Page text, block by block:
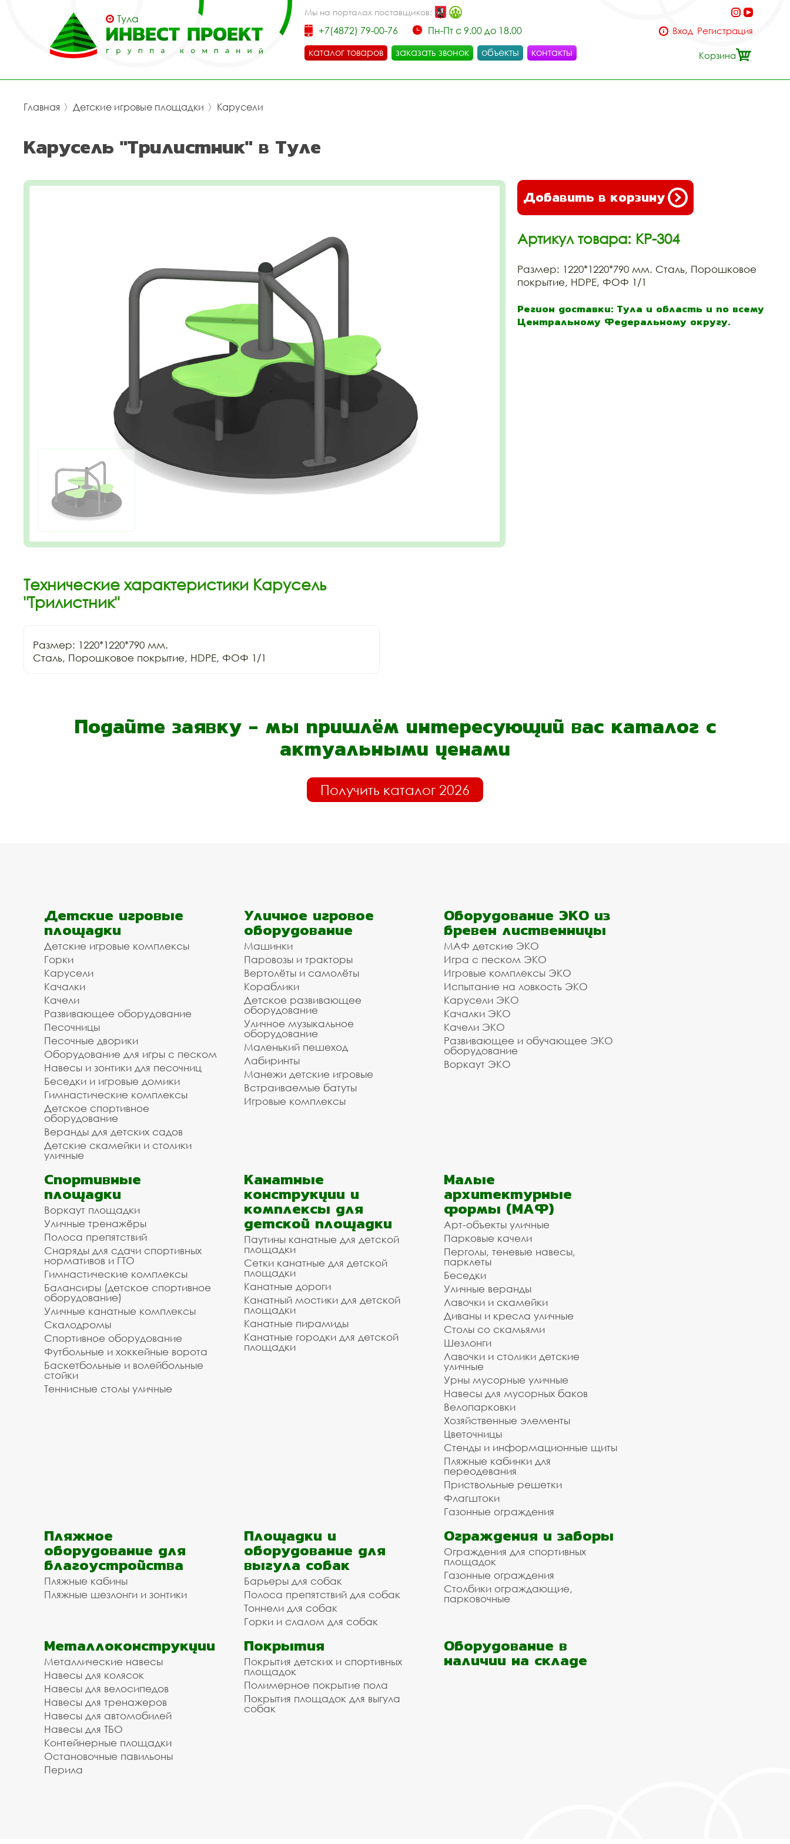
Тула
Мы на порталах поставщиков:
+7(4872) 79-00-76
Пн-Пт с 9.00 до 18.00
каталог товаров
заказать звонок объекты контакты
Вход Регистрация
Корзина
Главная 〉 Детские игровые площадки 〉 Карусели
Карусель "Трилистник" в Туле
Добавить в корзину
Артикул товара: КР-304
Размер: 1220*1220*790 мм. Сталь, Порошковое
покрытие, HDPE, ФОФ 1/1
Регион доставки: Тула и область и по всему
Центральному Федеральному округу.
Технические характеристики Карусель
"Трилистник"
Размер: 1220*1220*790 мм.
Сталь, Порошковое покрытие, HDPE, ФОФ 1/1
Подайте заявку - мы пришлём интересующий вас каталог с
актуальными ценами
Получить каталог 2026
Детские игровые
площадки
Детские игровые комплексы
Горки
Карусели
Качалки
Качели
Развивающее оборудование
Песочницы
Песочные дворики
Оборудование для игры с песком
Навесы и зонтики для песочниц
Беседки и игровые домики
Гимнастические комплексы
Детское спортивное
оборудование
Веранды для детских садов
Детские скамейки и столики
уличные
Уличное игровое
оборудование
Машинки
Паровозы и тракторы
Вертолёты и самолёты
Кораблики
Детское развивающее
оборудование
Уличное музыкальное
оборудование
Маленький пешеход
Лабиринты
Манежи детские игровые
Встраиваемые батуты
Игровые комплексы
Оборудование ЭКО из
бревен лиственницы
МАФ детские ЭКО
Игра с песком ЭКО
Игровые комплексы ЭКО
Испытание на ловкость ЭКО
Карусели ЭКО
Качалки ЭКО
Качели ЭКО
Развивающее и обучающее ЭКО
оборудование
Воркаут ЭКО
Спортивные
площадки
Воркаут площадки
Уличные тренажёры
Полоса препятствий
Снаряды для сдачи спортивных
нормативов и ГТО
Гимнастические комплексы
Балансиры (детское спортивное
оборудование)
Уличные канатные комплексы
Скалодромы
Спортивное оборудование
Футбольные и хоккейные ворота
Баскетбольные и волейбольные
стойки
Теннисные столы уличные
Канатные
конструкции и
комплексы для
детской площадки
Паутины канатные для детской
площадки
Сетки канатные для детской
площадки
Канатные дороги
Канатный мостики для детской
площадки
Канатные пирамиды
Канатные городки для детской
площадки
Малые
архитектурные
формы (МАФ)
Арт-объекты уличные
Парковые качели
Перголы, теневые навесы,
парклеты
Беседки
Уличные веранды
Лавочки и скамейки
Диваны и кресла уличные
Столы со скамьями
Шезлонги
Лавочки и столики детские
уличные
Урны мусорные уличные
Навесы для мусорных баков
Велопарковки
Хозяйственные элементы
Цветочницы
Стенды и информационные щиты
Пляжные кабинки для
переодевания
Приствольные решетки
Флагштоки
Газонные ограждения
Пляжное
оборудование для
благоустройства
Пляжные кабины
Пляжные шезлонги и зонтики
Площадки и
оборудование для
выгула собак
Барьеры для собак
Полоса препятствий для собак
Тоннели для собак
Горки и слалом для собак
Ограждения и заборы
Ограждения для спортивных
площадок
Газонные ограждения
Столбики ограждающие,
парковочные
Металлоконструкции
Металлические навесы
Навесы для колясок
Навесы для велосипедов
Навесы для тренажеров
Навесы для автомобилей
Навесы для ТБО
Контейнерные площадки
Остановочные павильоны
Перила
Покрытия
Покрытия детских и спортивных
площадок
Полимерное покрытие пола
Покрытия площадок для выгула
собак
Оборудование в
наличии на складе